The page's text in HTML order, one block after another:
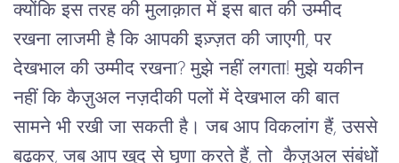
क्योंकि इस तरह की मुलाक़ात में इस बात की उम्मीद
रखना लाजमी है कि आपकी इज़्ज़त की जाएगी, पर
देखभाल की उम्मीद रखना? मुझे नहीं लगता! मुझे यकीन
नहीं कि कैज़ुअल नज़दीकी पलों में देखभाल की बात
सामने भी रखी जा सकती है। जब आप विकलांग हैं, उससे
बढ़कर, जब आप खुद से घृणा करते हैं, तो कैज़ुअल संबंधों